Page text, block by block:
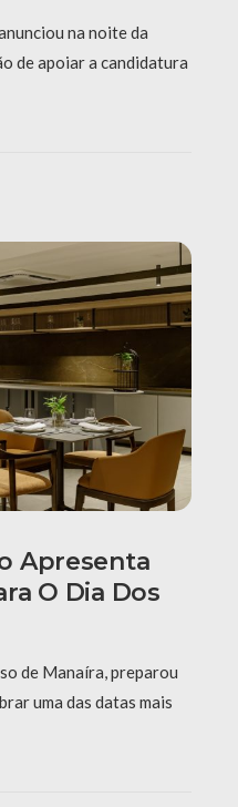
na noite da
de apoiar a candidatura
Apresenta
O Dia Dos
de Manaíra, preparou
uma das datas mais